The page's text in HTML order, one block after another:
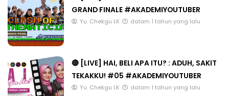
GRAND FINALE #AKADEMIYOUTUBER
Yu. Chekgu LK dalam 1 tahun yang lalu
🔴 [LIVE] HAI, BELI APA ITU? : ADUH, SAKIT
TEKAKKU! #05 #AKADEMIYOUTUBER
Yu. Chekgu LK dalam 1 tahun yang lalu